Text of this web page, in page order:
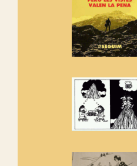
Rebem un
Amics de Sant
Els Centpeus
de l'entorn de